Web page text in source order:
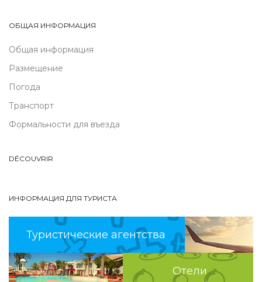
ОБЩАЯ ИНФОРМАЦИЯ
Общая информация
Размещение
Погода
Транспорт
Формальности для въезда
DÉCOUVRIR
ИНФОРМАЦИЯ ДЛЯ ТУРИСТА
Туристические агентства
Отели